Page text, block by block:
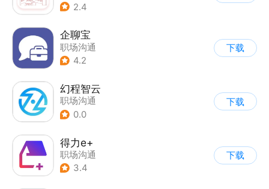
2.4
企聊宝
职场沟通
4.2
下载
幻程智云
职场沟通
0.0
下载
得力e+
职场沟通
3.4
下载